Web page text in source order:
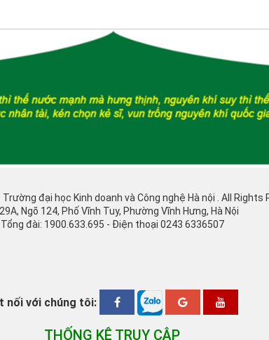
đại học Kinh doanh và Công nghệ Hà nội . All Rights
Ngõ 124, Phố Vĩnh Tuy, Phường Vĩnh Hưng, Hà Nội
Tổng đài: 1900.633.695 - Điện thoại 0243 6336507
nối với chúng tôi:
THỐNG KÊ TRUY CẬP